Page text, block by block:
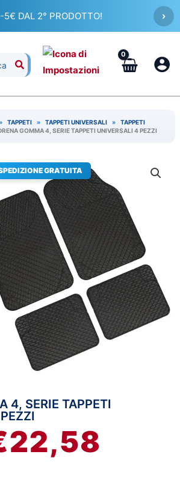
5€ DAL 2° PRODOTTO! ›
TAPPETI » TAPPETI UNIVERSALI »
TAPPETI
GOMMA 4, SERIE TAPPETI UNIVERSALI 4 PEZZI
GRATUITA
4, SERIE TAPPETI
22,58
IL